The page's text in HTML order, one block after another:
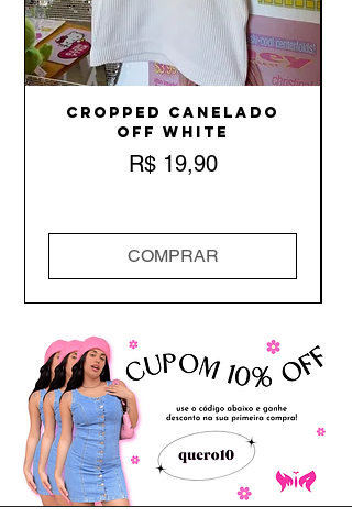
Cropped Canelado
Off White
Preço
R$ 19,90
COMPRAR